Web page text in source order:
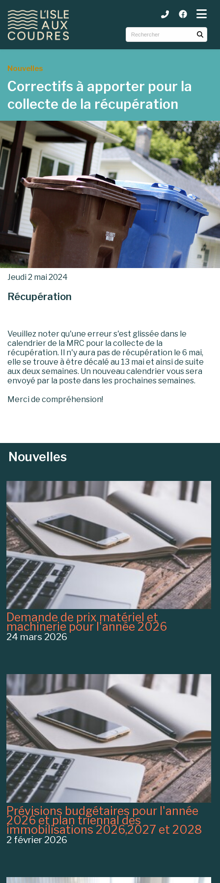
(Municipalité )
(Services )
Nouvelles
Correctifs à apporter pour la
collecte de la récupération
Jeudi 2 mai 2024
Récupération
Veuillez noter qu'une erreur s'est glissée dans le
calendrier de la MRC pour la collecte de la
récupération. Il n'y aura pas de récupération le 6 mai,
elle se trouve à être décalé au 13 mai et ainsi de suite
aux deux semaines. Un nouveau calendrier vous sera
envoyé par la poste dans les prochaines semaines.
Merci de compréhension!
Nouvelles
Demande de prix matériel et
machinerie pour l'année 2026
24 mars 2026
Prévisions budgétaires pour l'année
2026 et plan triennal des
immobilisations 2026,2027 et 2028
2 février 2026